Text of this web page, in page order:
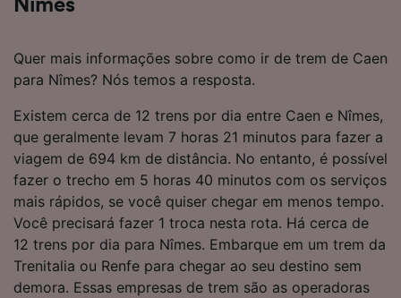
Nîmes
Quer mais informações sobre como ir de trem de Caen
para Nîmes? Nós temos a resposta.
Existem cerca de 12 trens por dia entre Caen e Nîmes,
que geralmente levam 7 horas 21 minutos para fazer a
viagem de 694 km de distância. No entanto, é possível
fazer o trecho em 5 horas 40 minutos com os serviços
mais rápidos, se você quiser chegar em menos tempo.
Você precisará fazer 1 troca nesta rota. Há cerca de
12 trens por dia para Nîmes. Embarque em um trem da
Trenitalia ou Renfe para chegar ao seu destino sem
demora. Essas empresas de trem são as operadoras